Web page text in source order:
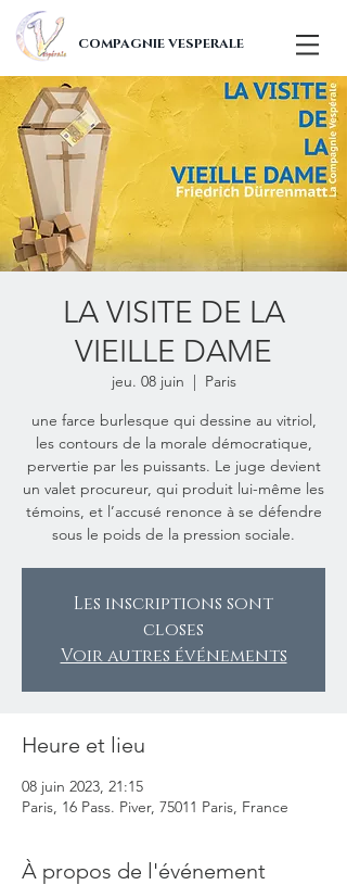
COMPAGNIE VESPERALE
LA VISITE DE LA
VIEILLE DAME
jeu. 08 juin
  |
Paris
une farce burlesque qui dessine au vitriol,
les contours de la morale démocratique,
pervertie par les puissants. Le juge devient
un valet procureur, qui produit lui-même les
témoins, et l’accusé renonce à se défendre
sous le poids de la pression sociale.
Les inscriptions sont
closes
Voir autres événements
Heure et lieu
08 juin 2023, 21:15
Paris, 16 Pass. Piver, 75011 Paris, France
À propos de l'événement